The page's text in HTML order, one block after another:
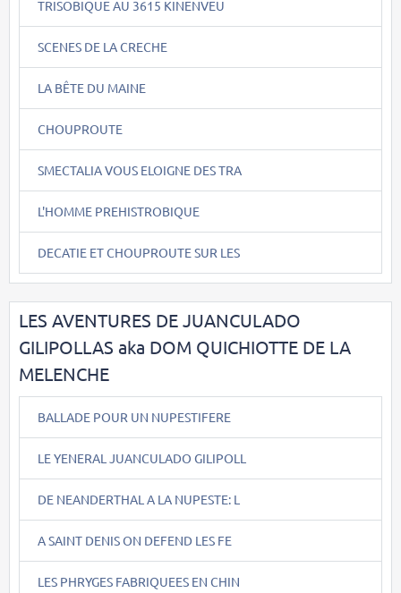
TRISOBIQUE AU 3615 KINENVEU
SCENES DE LA CRECHE
LA BÊTE DU MAINE
CHOUPROUTE
SMECTALIA VOUS ELOIGNE DES TRA
L'HOMME PREHISTROBIQUE
DECATIE ET CHOUPROUTE SUR LES
LES AVENTURES DE JUANCULADO
GILIPOLLAS aka DOM QUICHIOTTE DE LA
MELENCHE
BALLADE POUR UN NUPESTIFERE
LE YENERAL JUANCULADO GILIPOLL
DE NEANDERTHAL A LA NUPESTE: L
A SAINT DENIS ON DEFEND LES FE
LES PHRYGES FABRIQUEES EN CHIN